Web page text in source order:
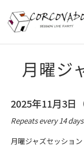
月曜ジ
2025年11月3日
Repeats every 14
月曜ジャズセッション